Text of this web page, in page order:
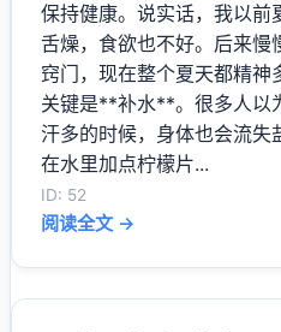
保持健康。说实话，我以前
舌燥，食欲也不好。后来慢
窍门，现在整个夏天都精
关键是**补水**。很多人以
汗多的时候，身体也会流失
在水里加点柠檬片...
ID: 52
阅读全文 →